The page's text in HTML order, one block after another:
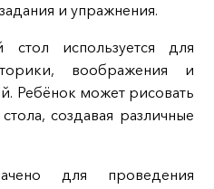
и упражнения.
стол используется для
воображения и
Ребёнок может рисовать
создавая различные
для проведения